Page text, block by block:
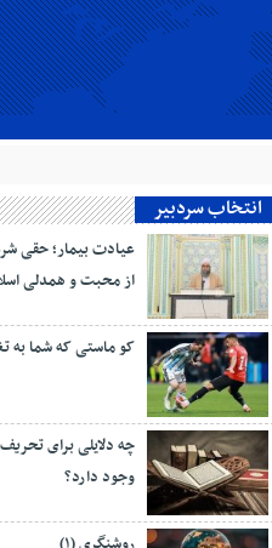
انتخاب سردبیر
عیادت بیمار؛ حقی
از محبت و همدلی
کو ماستی که شما به
چه دلایلی برای
وجود دارد؟